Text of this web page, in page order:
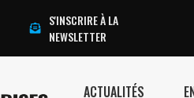
S'INSCRIRE À LA
NEWSLETTER
ACTUALITÉS